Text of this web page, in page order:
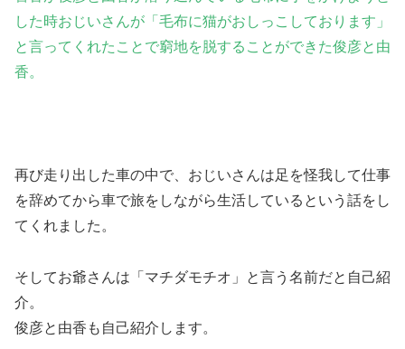
した時おじいさんが「毛布に猫がおしっこしております」
と言ってくれたことで窮地を脱することができた俊彦と由
香。
再び走り出した車の中で、おじいさんは足を怪我して仕事
を辞めてから車で旅をしながら生活しているという話をし
てくれました。
そしてお爺さんは「マチダモチオ」と言う名前だと自己紹
介。
俊彦と由香も自己紹介します。